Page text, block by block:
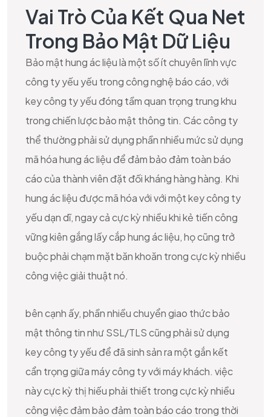
Vai Trò Của Kết Qua Net
Trong Bảo Mật Dữ Liệu
Bảo mật hung ác liệu là một số ít chuyên lĩnh vực
công ty yếu yếu trong công nghệ báo cáo, với
key công ty yếu đóng tầm quan trọng trung khu
trong chiến lược bảo mật thông tin. Các công ty
thể thường phải sử dụng phần nhiều mức sử dụng
mã hóa hung ác liệu để đảm bảo đảm toàn báo
cáo của thành viên đặt đối kháng hàng hàng. Khi
hung ác liệu được mã hóa với với một key công ty
yếu dạn dĩ, ngay cả cực kỳ nhiều khi kẻ tiến công
vững kiên gắng lấy cắp hung ác liệu, họ cũng trở
buộc phải chạm mặt băn khoăn trong cực kỳ nhiều
công việc giải thuật nó.
bên cạnh ấy, phần nhiều chuyển giao thức bảo
mật thông tin như SSL/TLS cũng phải sử dụng
key công ty yếu để đã sinh sản ra một gắn kết
cẩn trọng giữa máy công ty với máy khách. việc
này cực kỳ thị hiếu phải thiết trong cực kỳ nhiều
công việc đảm bảo đảm toàn báo cáo trong thời